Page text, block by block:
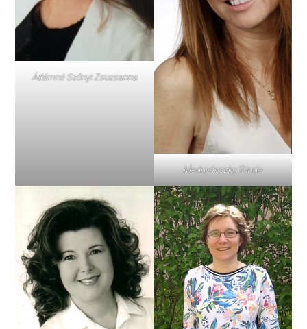
Ádámné Szőnyi Zsuzsanna
Mednyánszky Tünde